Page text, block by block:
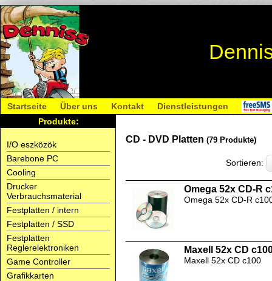
Startseite Über uns Kontakt
Dienstleistungen
Produkte:
I/O eszközök
Barebone PC
Cooling
Drucker
Verbrauchsmaterial
Festplatten / intern
Festplatten / SSD
Festplatten
Reglerelektroniken
Game Controller
Grafikkarten
CD - DVD Platten (79 Produkte)
Sortieren:
Omega 52x CD-R
Omega 52x CD-R
Maxell 52x CD
Maxell 52x CD c100